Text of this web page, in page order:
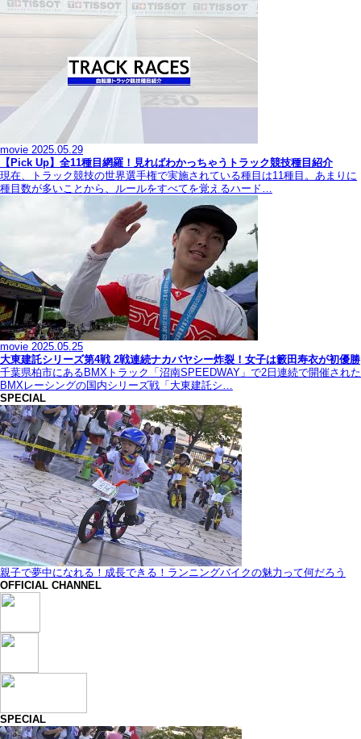
movie 2025.05.29
【Pick Up】全11種目網羅！見ればわかっちゃうトラック競技種目紹介
現在、トラック競技の世界選手権で実施されている種目は11種目。あまりに
種目数が多いことから、ルールをすべてを覚えるハード…
movie 2025.05.25
大東建託シリーズ第4戦 2戦連続ナカバヤシー炸裂！女子は籔田寿衣が初優勝
千葉県柏市にあるBMXトラック「沼南SPEEDWAY」で2日連続で開催された
BMXレーシングの国内シリーズ戦「大東建託シ…
SPECIAL
親子で夢中になれる！成長できる！ランニングバイクの魅力って何だろう
OFFICIAL CHANNEL
SPECIAL